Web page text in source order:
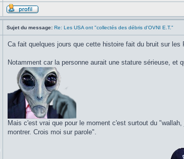
Sujet du message: Re: Les USA ont "collectés des débris d'OVNI E.T."
Ca fait quelques jours que cette histoire fait du bruit sur les
Notamment car la personne aurait une stature sérieuse, et
Mais c'est vrai que pour le moment c'est surtout du
montrer. Crois moi sur parole".